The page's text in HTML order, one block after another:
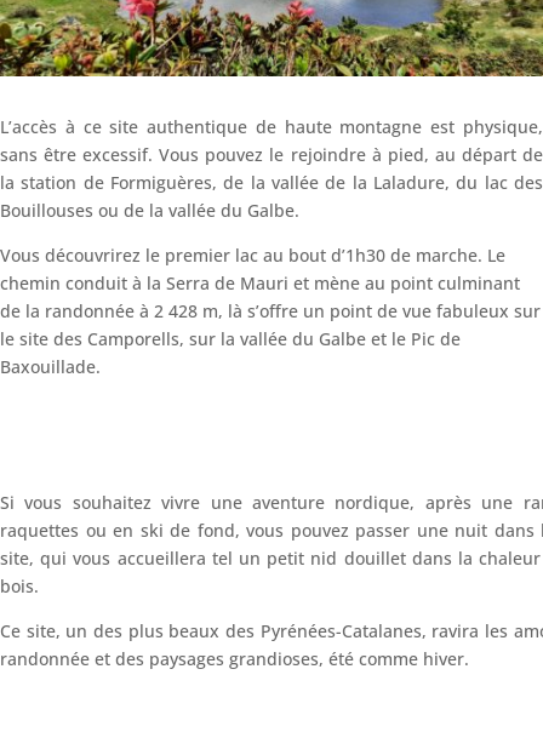
L’accès à ce site authentique de haute montagne est physique,
sans être excessif. Vous pouvez le rejoindre à pied, au départ de
la station de Formiguères, de la vallée de la Laladure, du lac des
Bouillouses ou de la vallée du Galbe.
Vous découvrirez le premier lac au bout d’1h30 de marche. Le
chemin conduit à la Serra de Mauri et mène au point culminant
de la randonnée à 2 428 m, là s’offre un point de vue fabuleux sur
le site des Camporells, sur la vallée du Galbe et le Pic de
Baxouillade.
Si vous souhaitez vivre une aventure nordique, après une
raquettes ou en ski de fond, vous pouvez passer une nuit dans
site, qui vous accueillera tel un petit nid douillet dans la chaleur
bois.
Ce site, un des plus beaux des Pyrénées-Catalanes, ravira les
randonnée et des paysages grandioses, été comme hiver.